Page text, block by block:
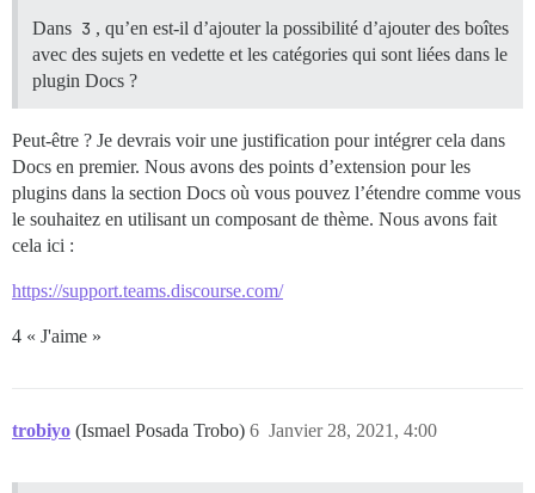
Dans 3 , qu’en est-il d’ajouter la possibilité d’ajouter des boîtes
avec des sujets en vedette et les catégories qui sont liées dans le
plugin Docs ?
Peut-être ? Je devrais voir une justification pour intégrer cela dans
Docs en premier. Nous avons des points d’extension pour les
plugins dans la section Docs où vous pouvez l’étendre comme vous
le souhaitez en utilisant un composant de thème. Nous avons fait
cela ici :
https://support.teams.discourse.com/
4 « J'aime »
trobiyo (Ismael Posada Trobo) Janvier 28, 2021, 4:00
6